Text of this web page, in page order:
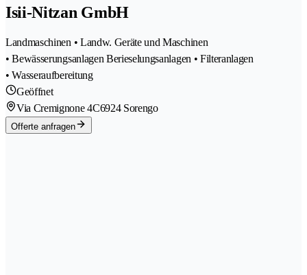
Isii-Nitzan GmbH
Landmaschinen • Landw. Geräte und Maschinen
• Bewässerungsanlagen Berieselungsanlagen • Filteranlagen
• Wasseraufbereitung
Geöffnet
Via Cremignone 4C6924 Sorengo
Offerte anfragen